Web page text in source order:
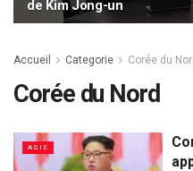
de Kim Jong-un
Accueil Categorie Corée du
Corée du Nord
ASIE